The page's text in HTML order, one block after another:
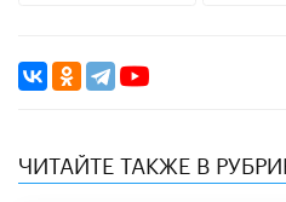
ЧИТАЙТЕ ТАКЖЕ В